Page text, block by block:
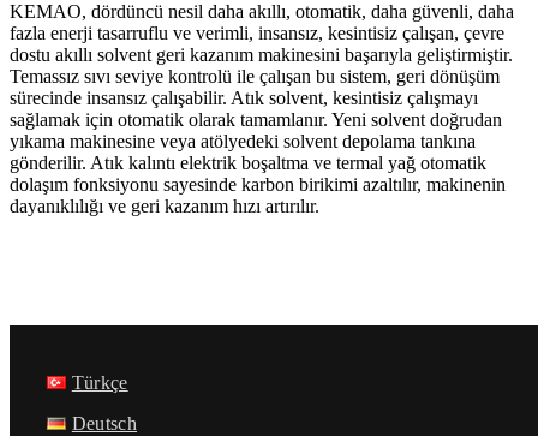
KEMAO, dördüncü nesil daha akıllı, otomatik, daha güvenli, daha
fazla enerji tasarruflu ve verimli, insansız, kesintisiz çalışan, çevre
dostu akıllı solvent geri kazanım makinesini başarıyla geliştirmiştir.
Temassız sıvı seviye kontrolü ile çalışan bu sistem, geri dönüşüm
sürecinde insansız çalışabilir. Atık solvent, kesintisiz çalışmayı
sağlamak için otomatik olarak tamamlanır. Yeni solvent doğrudan
yıkama makinesine veya atölyedeki solvent depolama tankına
gönderilir. Atık kalıntı elektrik boşaltma ve termal yağ otomatik
dolaşım fonksiyonu sayesinde karbon birikimi azaltılır, makinenin
dayanıklılığı ve geri kazanım hızı artırılır.
Türkçe
Deutsch